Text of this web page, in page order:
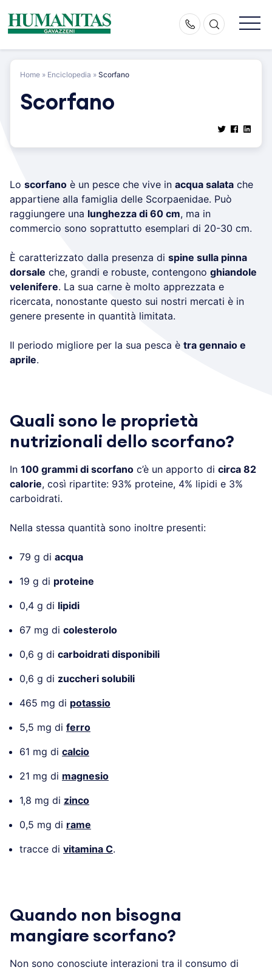
content
Home » Enciclopedia » Scorfano
Scorfano
Lo scorfano è un pesce che vive in acqua salata che
appartiene alla famiglia delle Scorpaenidae. Può
raggiungere una lunghezza di 60 cm, ma in
commercio sono soprattutto esemplari di 20-30 cm.
È caratterizzato dalla presenza di spine sulla pinna
dorsale che, grandi e robuste, contengono ghiandole
velenifere. La sua carne è molto apprezzata e
ricercata, nonostante questo sui nostri mercati è in
genere presente in quantità limitata.
Il periodo migliore per la sua pesca è tra gennaio e
aprile.
Quali sono le proprietà
nutrizionali dello scorfano?
In 100 grammi di scorfano c’è un apporto di circa 82
calorie, così ripartite: 93% proteine, 4% lipidi e 3%
carboidrati.
Nella stessa quantità sono inoltre presenti:
79 g di acqua
19 g di proteine
0,4 g di lipidi
67 mg di colesterolo
0,6 g di carboidrati disponibili
0,6 g di zuccheri solubili
465 mg di potassio
5,5 mg di ferro
61 mg di calcio
21 mg di magnesio
1,8 mg di zinco
0,5 mg di rame
tracce di vitamina C.
Quando non bisogna
mangiare scorfano?
Non sono conosciute interazioni tra il consumo di